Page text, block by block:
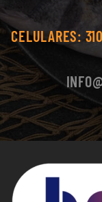
CELULARES: